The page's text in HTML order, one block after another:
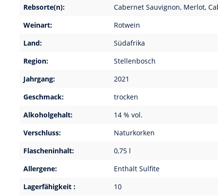
Rebsorte(n):
Cabernet Sauvignon, Merlot,
Weinart:
Rotwein
Land:
Südafrika
Region:
Stellenbosch
Jahrgang:
2021
Geschmack:
trocken
Alkoholgehalt:
14 % vol.
Verschluss:
Naturkorken
Flascheninhalt:
0,75 l
Allergene:
Enthält Sulfite
Lagerfähigkeit :
10